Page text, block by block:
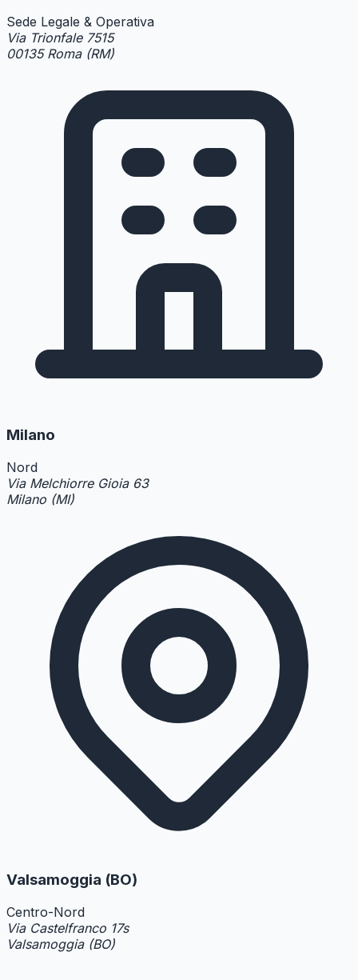
Sede Legale & Operativa
Via Trionfale 7515
00135 Roma (RM)
Milano
Nord
Via Melchiorre Gioia 63
Milano (MI)
Valsamoggia (BO)
Centro-Nord
Via Castelfranco 17s
Valsamoggia (BO)